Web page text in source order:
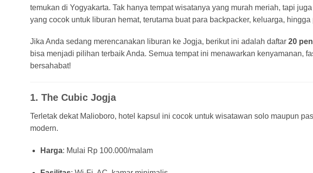
temukan di Yogyakarta. Tak hanya tempat wisatanya yang murah meriah, tapi juga
yang cocok untuk liburan hemat, terutama buat para backpacker, keluarga,
Jika Anda sedang merencanakan liburan ke Jogja, berikut ini adalah daftar 20
bisa menjadi pilihan terbaik Anda. Semua tempat ini menawarkan kenyamanan,
bersahabat!
1. The Cubic Jogja
Terletak dekat Malioboro, hotel kapsul ini cocok untuk wisatawan solo maupun
modern.
Harga: Mulai Rp 100.000/malam